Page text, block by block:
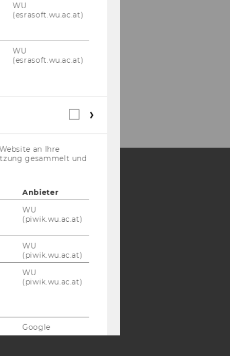
WU
(esrasoft.wu.ac.at)
WU
(esrasoft.wu.ac.at)
Webstatistik
Anbieter)
an Ihre
gesammelt und
Anbieter
WU
(piwik.wu.ac.at)
WU
(piwik.wu.ac.at)
WU
(piwik.wu.ac.at)
Google